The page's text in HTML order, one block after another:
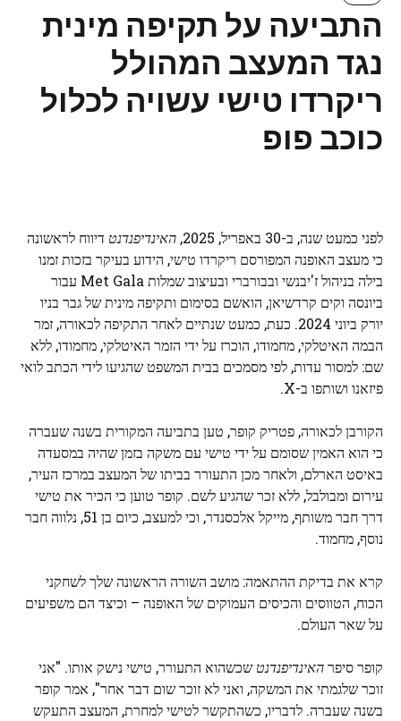
התביעה על תקיפה מינית
נגד המעצב המהולל
ריקרדו טישי עשויה לכלול
כוכב פופ
לפני כמעט שנה, ב-30 באפריל, 2025, האינדיפנדנט דיווח לראשונה
כי מעצב האופנה המפורסם ריקרדו טישי, הידוע בעיקר בזכות זמנו
בילה בניהול ז'יבנשי ובבורברי ובעיצוב שמלות Met Gala עבור
ביונסה וקים קרדשיאן, הואשם בסימום ותקיפה מינית של גבר בניו
יורק ביוני 2024. כעת, כמעט שנתיים לאחר התקיפה לכאורה, זמר
הבמה האיטלקי, מחמודו, הוכרז על ידי הזמר האיטלקי, מחמודו, ללא
שם: למסור עדות, לפי מסמכים בבית המשפט שהגיעו לידי הכתב לואי
פיזאנו ושותפו ב-X.
הקורבן לכאורה, פטריק קופר, טען בתביעה המקורית בשנה שעברה
כי הוא האמין שסומם על ידי טישי עם משקה בזמן שהיה במסעדה
באיסט הארלם, ולאחר מכן התעורר בביתו של המעצב במרכז העיר,
עירום ומבולבל, ללא זכר שהגיע לשם. קופר טוען כי הכיר את טישי
דרך חבר משותף, מייקל אלכסנדר, וכי למעצב, כיום בן 51, נלווה חבר
נוסף, מחמוד.
קרא את בדיקת ההתאמה: מושב השורה הראשונה שלך לשחקני
הכוח, הטווסים והכיסים העמוקים של האופנה – וכיצד הם משפיעים
על שאר העולם.
קופר סיפרהאינדיפנדנט שכשהוא התעורר, טישי נישק אותו. "אני
זוכר שלגמתי את המשקה, ואני לא זוכר שום דבר אחר", אמר קופר
בשנה שעברה. לדבריו, כשהתקשר לטישי למחרת, המעצב התעקש